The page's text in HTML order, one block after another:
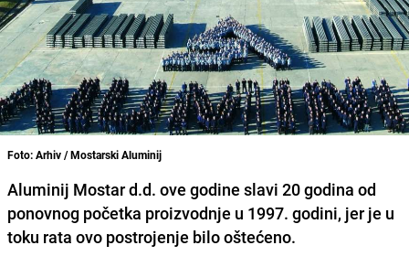
Foto: Arhiv / Mostarski Aluminij
Aluminij Mostar d.d. ove godine slavi 20 godina od
ponovnog početka proizvodnje u 1997. godini, jer je u
toku rata ovo postrojenje bilo oštećeno.